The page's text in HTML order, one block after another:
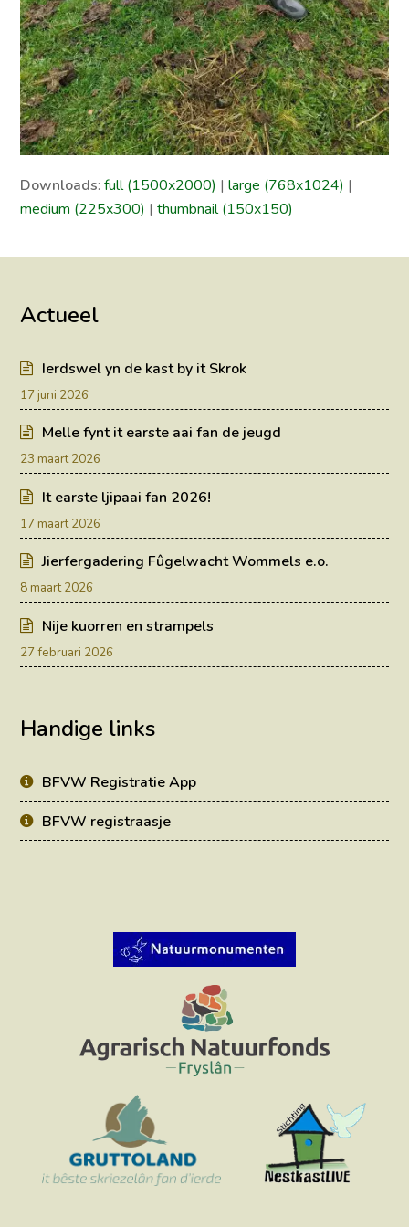
Downloads:full (1500x2000) |large (768x1024) |
medium (225x300) |thumbnail (150x150)
Actueel
Ierdswel yn de kast by it Skrok
17 juni 2026
Melle fynt it earste aai fan de jeugd
23 maart 2026
It earste ljipaai fan 2026!
17 maart 2026
Jierfergadering Fûgelwacht Wommels e.o.
8 maart 2026
Nije kuorren en strampels
27 februari 2026
Handige links
BFVW Registratie App
BFVW registraasje